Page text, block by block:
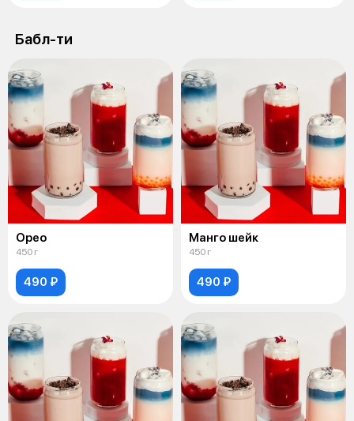
Бабл-ти
Орео
450 г
490 ₽
Манго шейк
450 г
490 ₽